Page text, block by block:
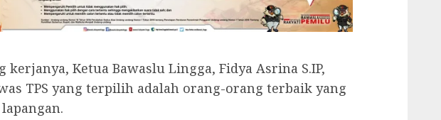
Ketua Bawaslu Lingga, Fidya Asrina S.IP,
TPS yang terpilih adalah orang-orang terbaik yang